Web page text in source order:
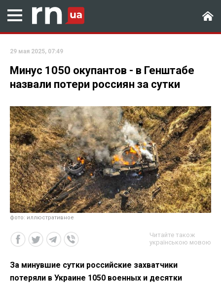
29 мая 2025, 07:49
Минус 1050 окупантов - в Генштабе
назвали потери россиян за сутки
фото: иллюстративное
Читайте також
українською мовою
За минувшие сутки российские захватчики
потеряли в Украине 1050 военных и десятки